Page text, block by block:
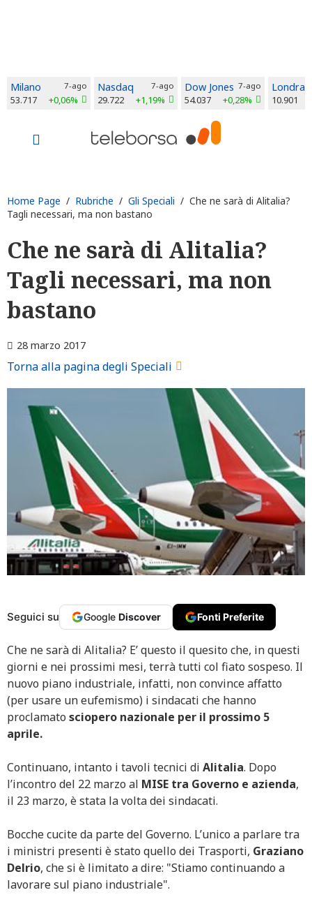
Milano 7-ago
53.717 +0,06%
Nasdaq 7-ago
29.722 +1,19%
Dow Jones 7-ago
54.037 +0,28%
Londra
10.901
Home Page / Rubriche / Gli Speciali / Che ne sarà di Alitalia?
Tagli necessari, ma non bastano
Che ne sarà di Alitalia?
Tagli necessari, ma non
bastano
28 marzo 2017
Torna alla pagina degli Speciali
Seguici su Google Discover Fonti Preferite
Che ne sarà di Alitalia? E’ questo il quesito che, in questi
giorni e nei prossimi mesi, terrà tutti col fiato sospeso. Il
nuovo piano industriale, infatti, non convince affatto
(per usare un eufemismo) i sindacati che hanno
proclamato sciopero nazionale per il prossimo 5
aprile.
Continuano, intanto i tavoli tecnici di Alitalia. Dopo
l’incontro del 22 marzo al MISE tra Governo e azienda,
il 23 marzo, è stata la volta dei sindacati.
Bocche cucite da parte del Governo. L’unico a parlare tra
i ministri presenti è stato quello dei Trasporti, Graziano
Delrio, che si è limitato a dire: "Stiamo continuando a
lavorare sul piano industriale".